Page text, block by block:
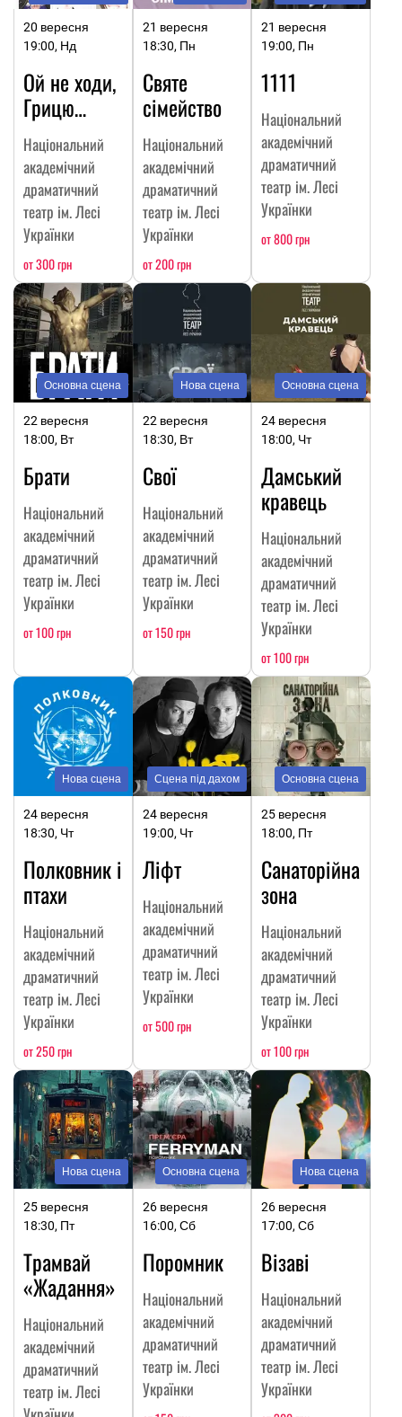
20 вересня
19:00, Нд
Ой не ходи,
Грицю…
Національний
академічний
драматичний
театр ім. Лесі
Українки
от 300 грн
21 вересня
18:30, Пн
Святе
сімейство
Національний
академічний
драматичний
театр ім. Лесі
Українки
от 200 грн
21 вересня
19:00, Пн
1111
Національний
академічний
драматичний
театр ім. Лесі
Українки
от 800 грн
Основна сцена
22 вересня
18:00, Вт
Брати
Національний
академічний
драматичний
театр ім. Лесі
Українки
от 100 грн
Нова сцена
22 вересня
18:30, Вт
Свої
Національний
академічний
драматичний
театр ім. Лесі
Українки
от 150 грн
Основна сцена
24 вересня
18:00, Чт
Дамський
кравець
Національний
академічний
драматичний
театр ім. Лесі
Українки
от 100 грн
Нова сцена
24 вересня
18:30, Чт
Полковник і
птахи
Національний
академічний
драматичний
театр ім. Лесі
Українки
от 250 грн
Сцена під дахом
24 вересня
19:00, Чт
Ліфт
Національний
академічний
драматичний
театр ім. Лесі
Українки
от 500 грн
Основна сцена
25 вересня
18:00, Пт
Санаторійна
зона
Національний
академічний
драматичний
театр ім. Лесі
Українки
от 100 грн
Нова сцена
25 вересня
18:30, Пт
Трамвай
«Жадання»
Національний
академічний
драматичний
театр ім. Лесі
Основна сцена
26 вересня
16:00, Сб
Поромник
Національний
академічний
драматичний
театр ім. Лесі
Українки
Нова сцена
26 вересня
17:00, Сб
Візаві
Національний
академічний
драматичний
театр ім. Лесі
Українки